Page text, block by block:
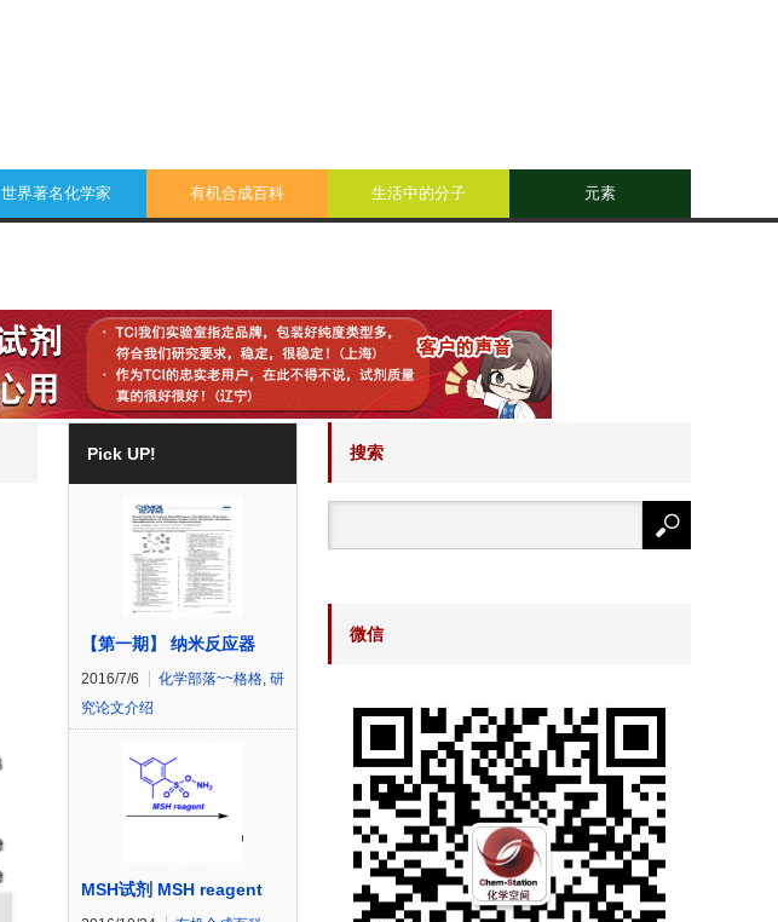
世界著名化学家 有机合成百科 生活中的分子 元素
Pick UP!
【第一期】 纳米反应器
2016/7/6 化学部落~~格格, 研
究论文介绍
MSH试剂 MSH reagent
搜索
微信